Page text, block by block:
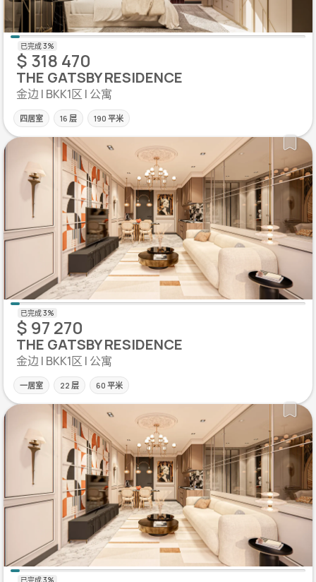
$ 318 470
THE GATSBY RESIDENCE
金边 | BKK1区 | 公寓
四居室 16 层 190 平米
$ 97 270
THE GATSBY RESIDENCE
金边 | BKK1区 | 公寓
一居室 22 层 60 平米